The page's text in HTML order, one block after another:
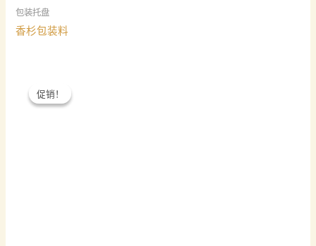
包装托盘
香杉包装料
促销！
促销！